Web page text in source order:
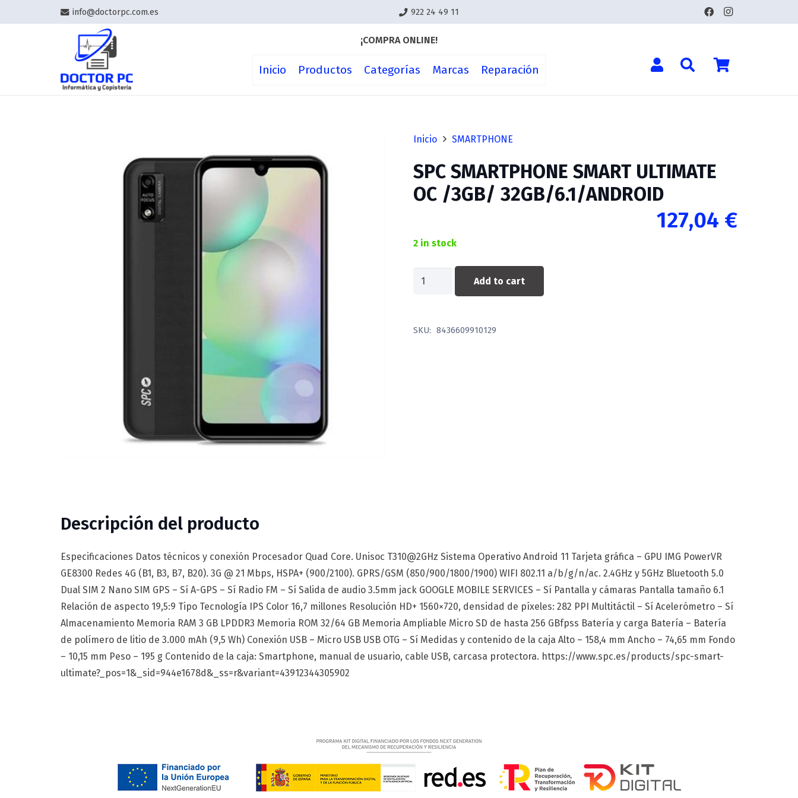
info@doctorpc.com.es 922 24 49 11
¡COMPRA ONLINE!
Inicio Productos Categorías Marcas Reparación
Inicio SMARTPHONE
SPC SMARTPHONE SMART ULTIMATE
OC /3GB/ 32GB/6.1/ANDROID
127,04 €
2 in stock
SPC
SMARTPHONE
ULTIMATE
Add to cart
SKU: 8436609910129
Descripción del producto
Especificaciones Datos técnicos y conexión Procesador Quad Core. Unisoc T310@2GHz Sistema Operativo Android 11 Tarjeta gráfica – GPU IMG PowerVR
GE8300 Redes 4G (B1, B3, B7, B20). 3G @ 21 Mbps, HSPA+ (900/2100). GPRS/GSM (850/900/1800/1900) WIFI 802.11 a/b/g/n/ac. 2.4GHz y 5GHz Bluetooth 5.0
Dual SIM 2 Nano SIM GPS – Sí A-GPS – Sí Radio FM – Sí Salida de audio 3.5mm jack GOOGLE MOBILE SERVICES – Sí Pantalla y cámaras Pantalla tamaño 6.1
Relación de aspecto 19,5:9 Tipo Tecnología IPS Color 16,7 millones Resolución HD+ 1560×720, densidad de píxeles: 282 PPI Multitáctil – Sí Acelerómetro – Sí
Almacenamiento Memoria RAM 3 GB LPDDR3 Memoria ROM 32/64 GB Memoria Ampliable Micro SD de hasta 256 GBfpss Batería y carga Batería – Batería
de polímero de litio de 3.000 mAh (9,5 Wh) Conexión USB – Micro USB USB OTG – Sí Medidas y contenido de la caja Alto – 158,4 mm Ancho – 74,65 mm Fondo
– 10,15 mm Peso – 195 g Contenido de la caja: Smartphone, manual de usuario, cable USB, carcasa protectora. https://www.spc.es/products/spc-smart-
ultimate?_pos=1&_sid=944e1678d&_ss=r&variant=43912344305902